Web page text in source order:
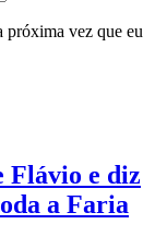
próxima vez que eu
Flávio e diz
a Faria